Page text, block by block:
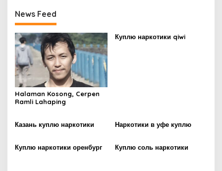
News Feed
Halaman Kosong, Cerpen
Ramli Lahaping
Куплю наркотики qiwi
Казань куплю наркотики Наркотики в уфе куплю
Куплю наркотики оренбург Куплю соль наркотики